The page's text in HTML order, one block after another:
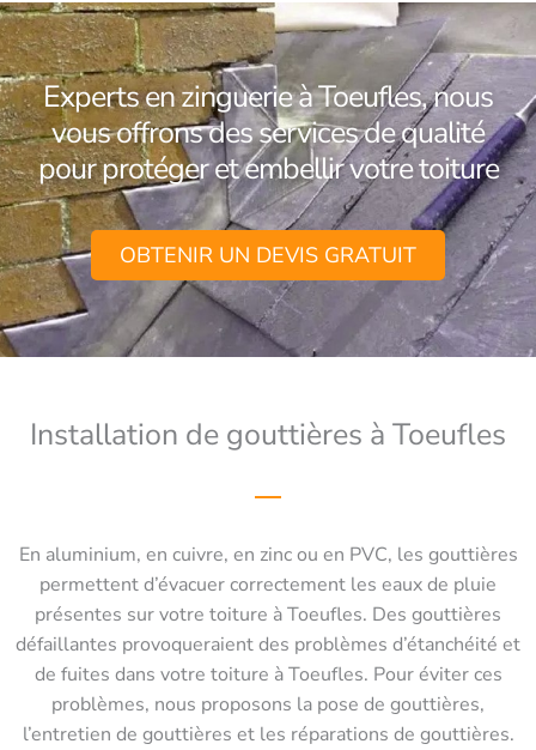
Experts en zinguerie à Toeufles, nous
vous offrons des services de qualité
pour protéger et embellir votre toiture
OBTENIR UN DEVIS GRATUIT
Installation de gouttières à Toeufles
En aluminium, en cuivre, en zinc ou en PVC, les gouttières
permettent d’évacuer correctement les eaux de pluie
présentes sur votre toiture à Toeufles. Des gouttières
défaillantes provoqueraient des problèmes d’étanchéité et
de fuites dans votre toiture à Toeufles. Pour éviter ces
problèmes, nous proposons la pose de gouttières,
l’entretien de gouttières et les réparations de gouttières.